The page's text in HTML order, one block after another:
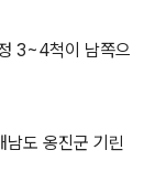
3~4척이 남쪽으
남도 옹진군 기린